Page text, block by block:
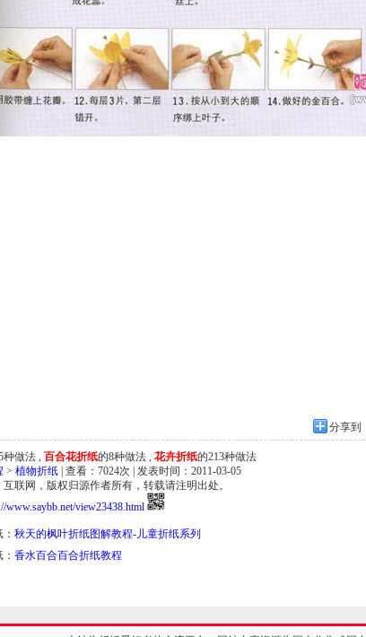
分享到
种做法 , 百合花折纸的8种做法 , 花卉折纸的213种做法
> 植物折纸| 查看： 7024次 | 发表时间：2011-03-05
联网，版权归源作者所有，转载请注明出处。
www.saybb.net/view23438.html
秋天的枫叶折纸图解教程-儿童折纸系列
香水百合百合折纸教程